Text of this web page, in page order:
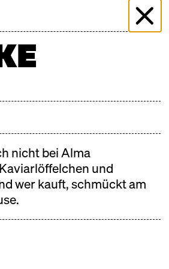
DREHANFRAGEN
nicht bei Alma
und
wer kauft, schmückt am